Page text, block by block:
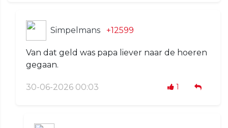
Simpelmans +12599
Van dat geld was papa liever naar de hoeren
gegaan.
30-06-2026 00:03 1